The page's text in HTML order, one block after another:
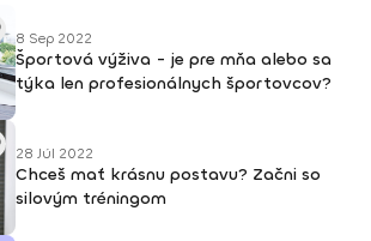
8 Sep 2022
Športová výživa - je pre mňa alebo sa
týka len profesionálnych športovcov?
28 Júl 2022
Chceš mať krásnu postavu? Začni so
silovým tréningom